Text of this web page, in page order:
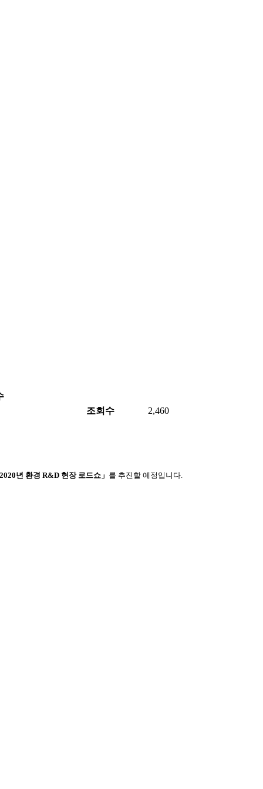
조회수 2,460
2020년 환경 R&D 현장 로드쇼」 를 추진할 예정입니다.